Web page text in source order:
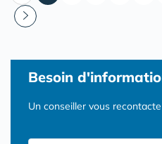
Besoin
Un conseiller vous recontacte